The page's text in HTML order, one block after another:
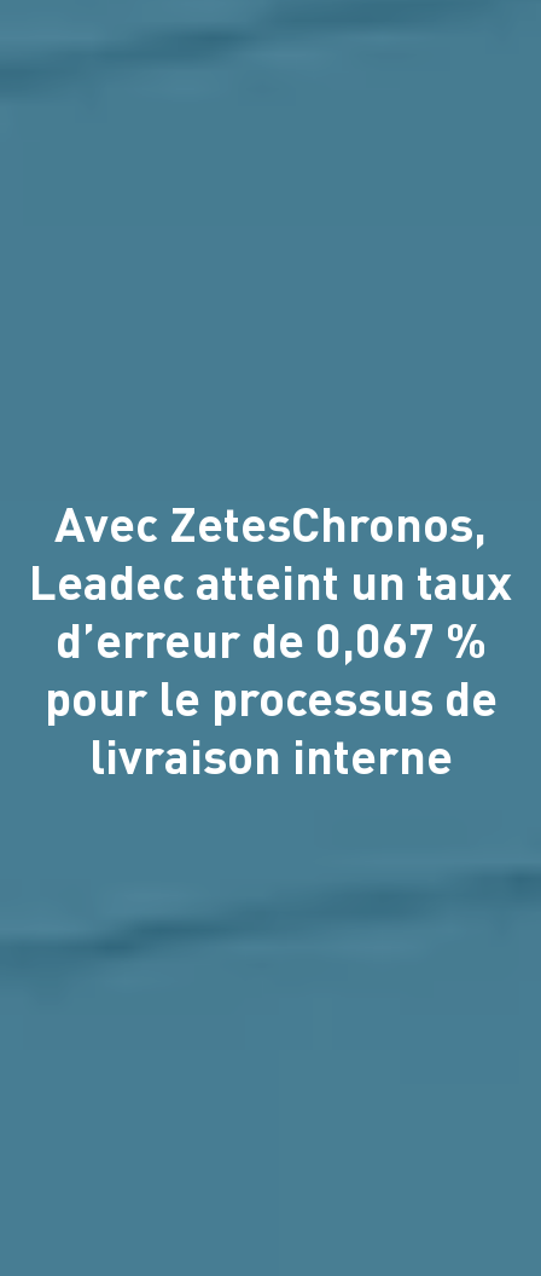
Avec ZetesChronos,
Leadec atteint un taux
d’erreur de 0,067 %
pour le processus de
livraison interne